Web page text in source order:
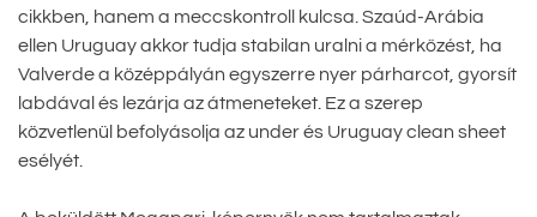
cikkben, hanem a meccskontroll kulcsa. Szaúd-Arábia
ellen Uruguay akkor tudja stabilan uralni a mérkőzést, ha
Valverde a középpályán egyszerre nyer párharcot, gyorsít
labdával és lezárja az átmeneteket. Ez a szerep
közvetlenül befolyásolja az under és Uruguay clean sheet
esélyét.